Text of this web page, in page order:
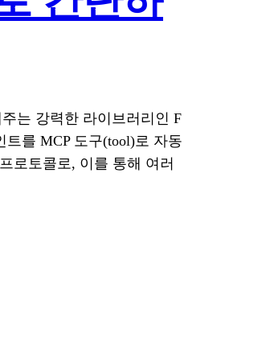
는 강력한 라이브러리인 F
트를 MCP 도구(tool)로 자동
로토콜로, 이를 통해 여러